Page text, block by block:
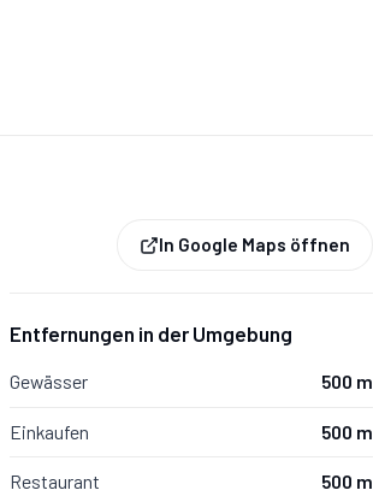
In Google Maps öffnen
Entfernungen in der Umgebung
Gewässer 500 m
Einkaufen 500 m
Restaurant 500 m